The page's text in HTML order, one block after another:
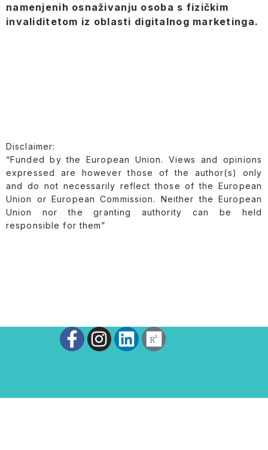
namenjenih osnaživanju osoba s fizičkim
invaliditetom iz oblasti digitalnog marketinga.
Disclaimer:
“Funded by the European Union. Views and opinions
expressed are however those of the author(s) only
and do not necessarily reflect those of the European
Union or European Commission. Neither the European
Union nor the granting authority can be held
responsible for them”